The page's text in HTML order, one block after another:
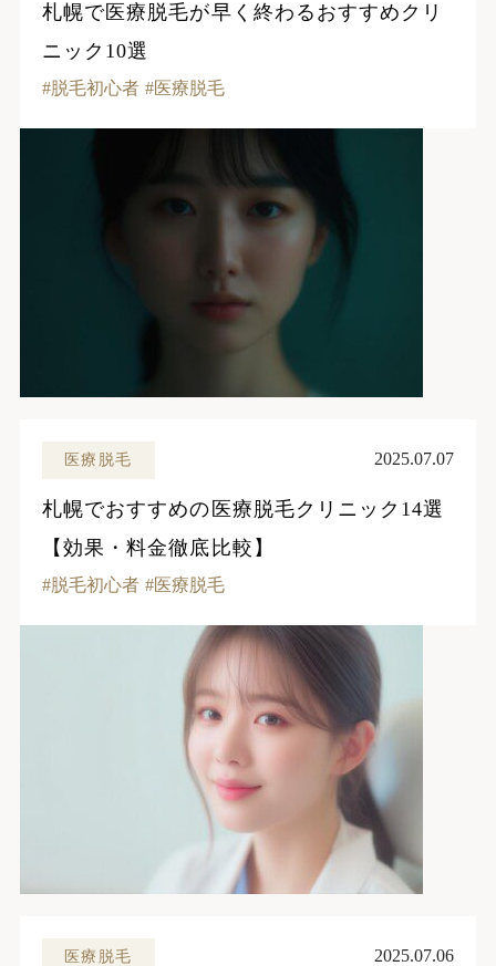
札幌で医療脱毛が早く終わるおすすめクリ
ニック10選
脱毛初心者 医療脱毛
医療脱毛 2025.07.07
札幌でおすすめの医療脱毛クリニック14選
【効果・料金徹底比較】
脱毛初心者 医療脱毛
医療脱毛 2025.07.06